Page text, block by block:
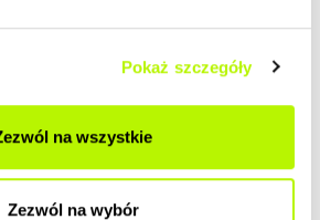
Pokaż szczegóły
na wszystkie
Zezwól na wybór